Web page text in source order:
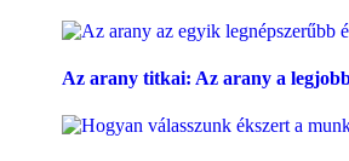
Az arany titkai: Az arany a